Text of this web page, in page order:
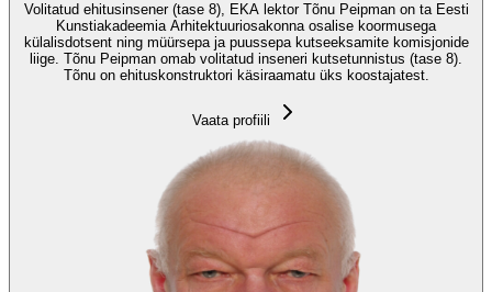
Volitatud ehitusinsener (tase 8), EKA lektor Tõnu Peipman on ta Eesti
Kunstiakadeemia Arhitektuuriosakonna osalise koormusega
külalisdotsent ning müürsepa ja puussepa kutseeksamite komisjonide
liige. Tõnu Peipman omab volitatud inseneri kutsetunnistus (tase 8).
Tõnu on ehituskonstruktori käsiraamatu üks koostajatest.
Vaata profiili